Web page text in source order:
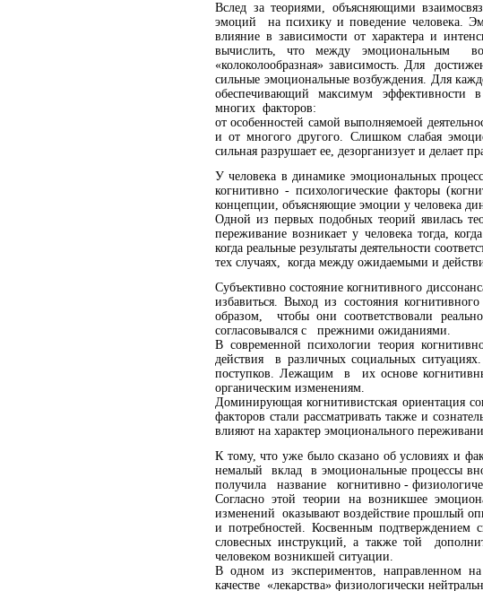
Вслед за теориями, объясняющими
эмоций на психику и поведение человека.
влияние в зависимости от характера и
вычислить, что между эмоциональным
«колоколообразная» зависимость. Для
сильные эмоциональные возбуждения. Для
обеспечивающий максимум эффективности в
многих факторов:
от особенностей самой выполняемоей
и от многого другого. Слишком слабая
сильная разрушает ее, дезорганизует и делает
У человека в динамике эмоциональных
когнитивно - психологические факторы
концепции, объясняющие эмоции у человека
Одной из первых подобных теорий явилась
переживание возникает у человека тогда,
когда реальные результаты деятельности
тех случаях, когда между ожидаемыми и
Субъективно состояние когнитивного
избавиться. Выход из состояния
образом, чтобы они соответствовали
согласовывался с прежними ожиданиями.
В современной психологии теория
действия в различных социальных
поступков. Лежащим в их основе
органическим изменениям.
Доминирующая когнитивистская ориентация
факторов стали рассматривать также и
влияют на характер эмоционального
К тому, что уже было сказано об условиях и
немалый вклад в эмоциональные процессы
получила название когнитивно -
Согласно этой теории на возникшее
изменений оказывают воздействие прошлый
и потребностей. Косвенным подтверждением
словесных инструкций, а также той
человеком возникшей ситуации.
В одном из экспериментов, направленном
качестве «лекарства» физиологически